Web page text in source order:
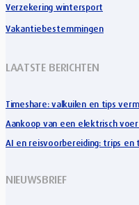
Verzekering wintersport
Vakantiebestemmingen
LAATSTE BERICHTEN
Timeshare: valkuilen en tips
Aankoop van een elektrisch
AI en reisvoorbereiding: trips en
NIEUWSBRIEF